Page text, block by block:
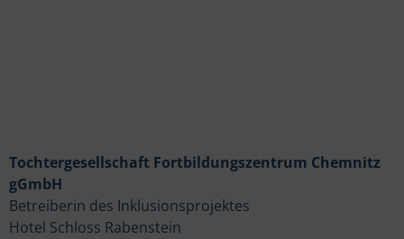
Tochtergesellschaft Fortbildungszentrum Chemnitz
gGmbH
Betreiberin des Inklusionsprojektes
Hotel Schloss Rabenstein